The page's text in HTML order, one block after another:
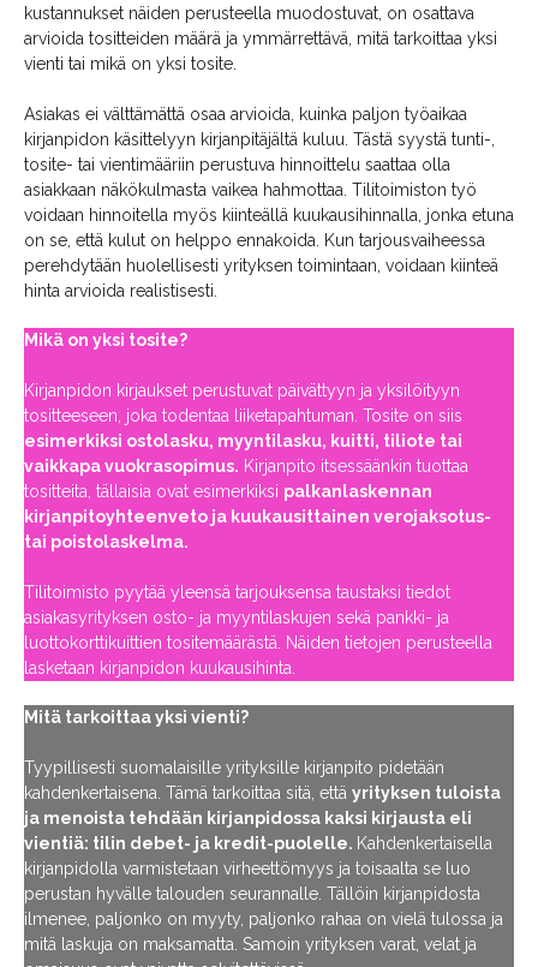
kustannukset näiden perusteella muodostuvat, on osattava
arvioida tositteiden määrä ja ymmärrettävä, mitä tarkoittaa yksi
vienti tai mikä on yksi tosite.
Asiakas ei välttämättä osaa arvioida, kuinka paljon työaikaa
kirjanpidon käsittelyyn kirjanpitäjältä kuluu. Tästä syystä tunti-,
tosite- tai vientimääriin perustuva hinnoittelu saattaa olla
asiakkaan näkökulmasta vaikea hahmottaa. Tilitoimiston työ
voidaan hinnoitella myös kiinteällä kuukausihinnalla, jonka etuna
on se, että kulut on helppo ennakoida. Kun tarjousvaiheessa
perehdytään huolellisesti yrityksen toimintaan, voidaan kiinteä
hinta arvioida realistisesti.
Mikä on yksi tosite?
Kirjanpidon kirjaukset perustuvat päivättyyn ja yksilöityyn
tositteeseen, joka todentaa liiketapahtuman. Tosite on siis
esimerkiksi ostolasku, myyntilasku, kuitti, tiliote tai
vaikkapa vuokrasopimus. Kirjanpito itsessäänkin tuottaa
tositteita, tällaisia ovat esimerkiksi palkanlaskennan
kirjanpitoyhteenveto ja kuukausittainen verojaksotus-
tai poistolaskelma.
Tilitoimisto pyytää yleensä tarjouksensa taustaksi tiedot
asiakasyrityksen osto- ja myyntilaskujen sekä pankki- ja
luottokorttikuittien tositemäärästä. Näiden tietojen perusteella
lasketaan kirjanpidon kuukausihinta.
Mitä tarkoittaa yksi vienti?
Tyypillisesti suomalaisille yrityksille kirjanpito pidetään
kahdenkertaisena. Tämä tarkoittaa sitä, että yrityksen tuloista
ja menoista tehdään kirjanpidossa kaksi kirjausta eli
vientiä: tilin debet- ja kredit-puolelle. Kahdenkertaisella
kirjanpidolla varmistetaan virheettömyys ja toisaalta se luo
perustan hyvälle talouden seurannalle. Tällöin kirjanpidosta
ilmenee, paljonko on myyty, paljonko rahaa on vielä tulossa ja
mitä laskuja on maksamatta. Samoin yrityksen varat, velat ja